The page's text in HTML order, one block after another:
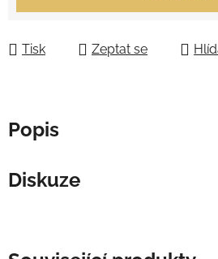
Tisk Zeptat se
Popis
Diskuze